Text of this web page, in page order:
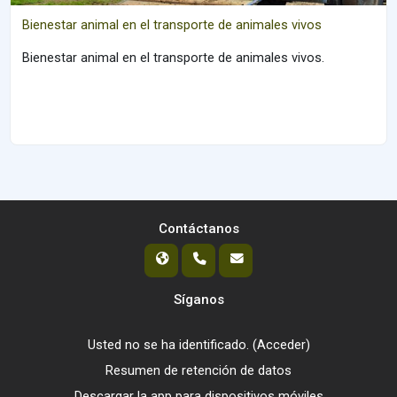
Bienestar animal en el transporte de animales vivos
Bienestar animal en el transporte de animales vivos.
Contáctanos
Síganos
Usted no se ha identificado. (Acceder)
Resumen de retención de datos